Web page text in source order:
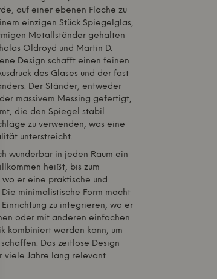
auf einer ebenen Fläche zu
einzigen Stück Spiegelglas,
Metallständer gehalten
Oldroyd und Martin D.
Design schafft einen feinen
des Glases und der fast
Der Ständer, entweder
massivem Messing gefertigt,
die den Spiegel stabil
zu verwenden, was eine
unterstreicht.
wunderbar in jeden Raum ein
heißt, bis zum
wo er eine praktische und
Die minimalistische Form macht
zu integrieren, wo er
oder mit anderen einfachen
kombiniert werden kann, um
Das zeitlose Design
viele Jahre lang relevant